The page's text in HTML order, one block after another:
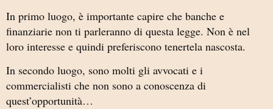
In primo luogo, è importante capire che banche e
finanziarie non ti parleranno di questa legge. Non è nel
loro interesse e quindi preferiscono tenertela nascosta.
In secondo luogo, sono molti gli avvocati e i
commercialisti che non sono a conoscenza di
quest’opportunità…